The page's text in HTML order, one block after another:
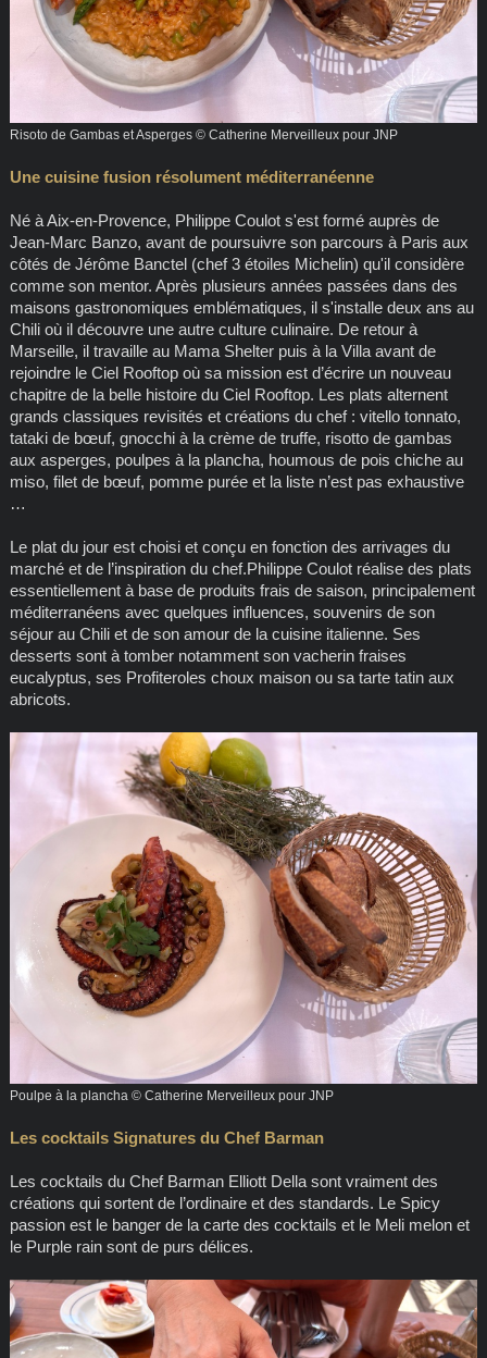
Risoto de Gambas et Asperges © Catherine Merveilleux pour JNP
Une cuisine fusion résolument méditerranéenne
Né à Aix-en-Provence, Philippe Coulot s'est formé auprès de
Jean-Marc Banzo, avant de poursuivre son parcours à Paris aux
côtés de Jérôme Banctel (chef 3 étoiles Michelin) qu'il considère
comme son mentor. Après plusieurs années passées dans des
maisons gastronomiques emblématiques, il s'installe deux ans au
Chili où il découvre une autre culture culinaire. De retour à
Marseille, il travaille au Mama Shelter puis à la Villa avant de
rejoindre le Ciel Rooftop où sa mission est d’écrire un nouveau
chapitre de la belle histoire du Ciel Rooftop. Les plats alternent
grands classiques revisités et créations du chef : vitello tonnato,
tataki de bœuf, gnocchi à la crème de truffe, risotto de gambas
aux asperges, poulpes à la plancha, houmous de pois chiche au
miso, filet de bœuf, pomme purée et la liste n’est pas exhaustive
…
Le plat du jour est choisi et conçu en fonction des arrivages du
marché et de l’inspiration du chef.Philippe Coulot réalise des plats
essentiellement à base de produits frais de saison, principalement
méditerranéens avec quelques influences, souvenirs de son
séjour au Chili et de son amour de la cuisine italienne. Ses
desserts sont à tomber notamment son vacherin fraises
eucalyptus, ses Profiteroles choux maison ou sa tarte tatin aux
abricots.
Poulpe à la plancha © Catherine Merveilleux pour JNP
Les cocktails Signatures du Chef Barman
Les cocktails du Chef Barman Elliott Della sont vraiment des
créations qui sortent de l’ordinaire et des standards. Le Spicy
passion est le banger de la carte des cocktails et le Meli melon et
le Purple rain sont de purs délices.